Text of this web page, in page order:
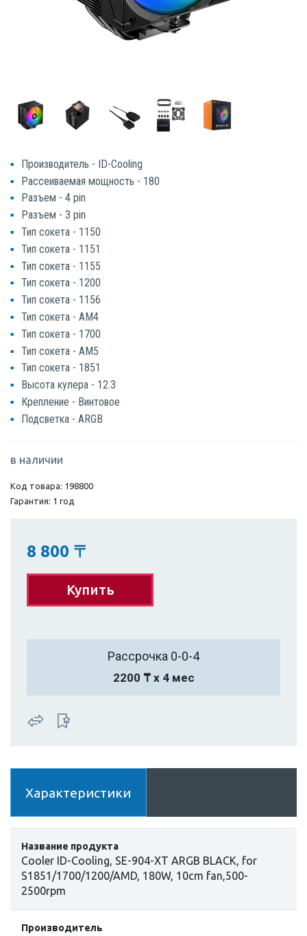
Производитель - ID-Cooling
Рассеиваемая мощность - 180
Разъем - 4 pin
Разъем - 3 pin
Тип сокета - 1150
Тип сокета - 1151
Тип сокета - 1155
Тип сокета - 1200
Тип сокета - 1156
Тип сокета - AM4
Тип сокета - 1700
Тип сокета - AM5
Тип сокета - 1851
Высота кулера - 12.3
Крепление - Винтовое
Подсветка - ARGB
в наличии
Код товара: 198800
Гарантия: 1 год
8 800 〒
Купить
Рассрочка 0-0-4
2200 ₸ х 4 мес
Характеристики
Название продукта
Cooler ID-Cooling, SE-904-XT ARGB BLACK, for
S1851/1700/1200/AMD, 180W, 10cm fan,500-
2500rpm
Производитель